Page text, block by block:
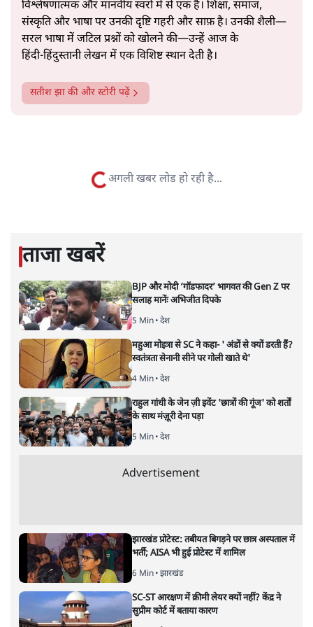
सत्य हिन्दी ऐपडाउनलोडकरें
विश्लेषणात्मक और मानवीय स्वरों में से एक हैं। शिक्षा, समाज,
नतीजों पर परदे डालता घोषणा प्रधान
बजट!
यह बजट नीतिगत नतीजों से ज़्यादा घोषणाओं पर टिका क्यों दिखता
है? आंकड़ों, ज़मीनी हकीकत और वादों के बीच घोषणा-प्रधान बजट
की आलोचनात्मक पड़ताल।